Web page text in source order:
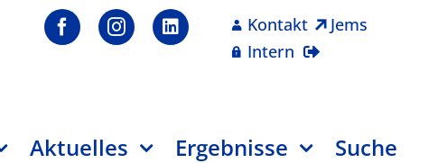
Kontakt
Jems
Intern
Aktuelles Ergebnisse Suche